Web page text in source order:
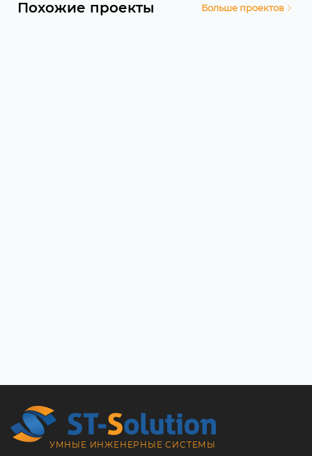
Похожие проекты Больше проектов
УМНЫЕ ИНЖЕНЕРНЫЕ СИСТЕМЫ